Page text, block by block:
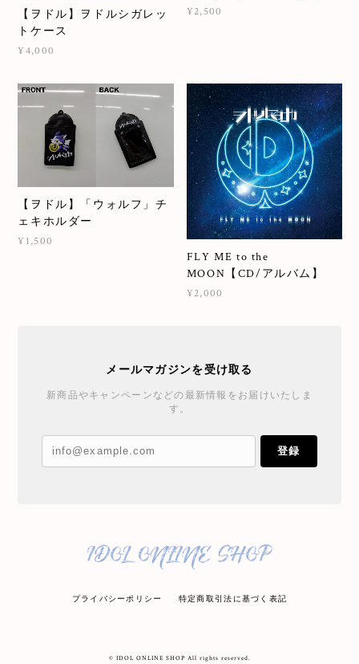
【ヲドル】ヲドルシガレッ
トケース
¥4,000
¥2,500
【ヲドル】「ウォルフ」チ
ェキホルダー
¥1,500
FLY ME to the
MOON【CD/アルバム】
¥2,000
メールマガジンを受け取る
新商品やキャンペーンなどの最新情報をお届けいたしま
す。
登録
プライバシーポリシー 特定商取引法に基づく表記
© IDOL ONLINE SHOP All rights reserved.